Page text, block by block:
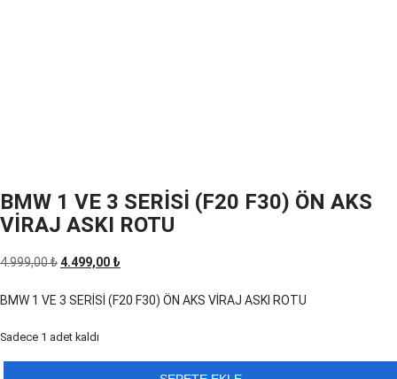
BMW 1 VE 3 SERİSİ (F20 F30) ÖN AKS
VİRAJ ASKI ROTU
4.999,00₺Orijinal
4.999,00 ₺.
4.499,00 ₺
BMW 1 VE 3 SERİSİ (F20 F30) ÖN AKS VİRAJ ASKI ROTU
Sadece 1 adet kaldı